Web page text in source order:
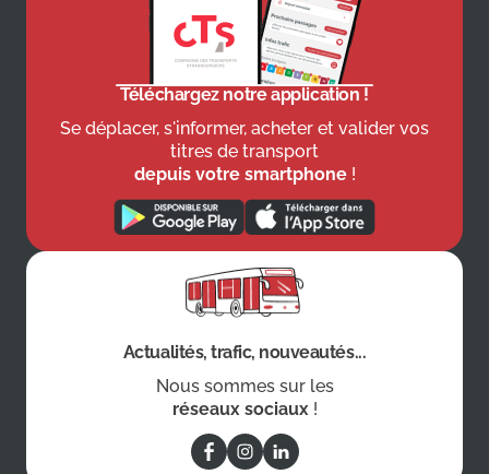
Téléchargez notre application !
Se déplacer, s'informer, acheter et valider vos
titres de transport
depuis votre smartphone !
Actualités, trafic, nouveautés...
Nous sommes sur les
réseaux sociaux !